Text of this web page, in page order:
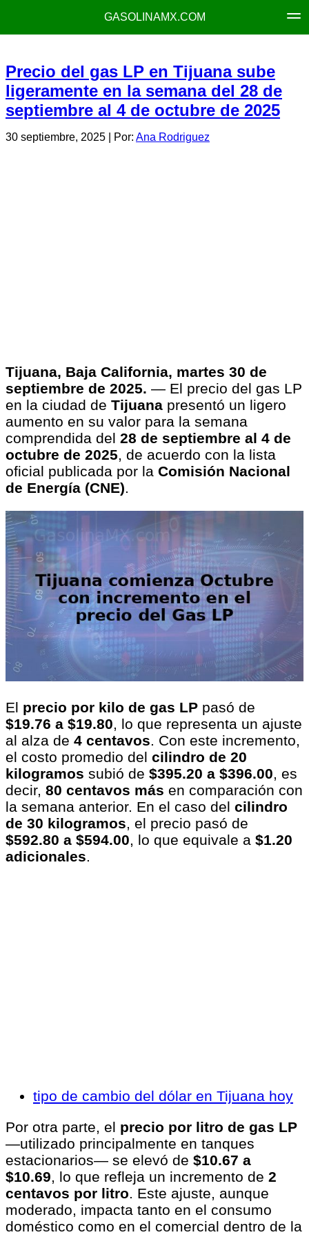
GASOLINAMX.COM
Precio del gas LP en Tijuana sube
ligeramente en la semana del 28 de
septiembre al 4 de octubre de 2025
30 septiembre, 2025 | Por: Ana Rodriguez
Tijuana, Baja California, martes 30 de
septiembre de 2025. — El precio del gas LP
en la ciudad de Tijuana presentó un ligero
aumento en su valor para la semana
comprendida del 28 de septiembre al 4 de
octubre de 2025, de acuerdo con la lista
oficial publicada por la Comisión Nacional
de Energía (CNE).
El precio por kilo de gas LP pasó de
$19.76 a $19.80, lo que representa un ajuste
al alza de 4 centavos. Con este incremento,
el costo promedio del cilindro de 20
kilogramos subió de $395.20 a $396.00, es
decir, 80 centavos más en comparación con
la semana anterior. En el caso del cilindro
de 30 kilogramos, el precio pasó de
$592.80 a $594.00, lo que equivale a $1.20
adicionales.
tipo de cambio del dólar en Tijuana hoy
Por otra parte, el precio por litro de gas LP
—utilizado principalmente en tanques
estacionarios— se elevó de $10.67 a
$10.69, lo que refleja un incremento de 2
centavos por litro. Este ajuste, aunque
moderado, impacta tanto en el consumo
doméstico como en el comercial dentro de la